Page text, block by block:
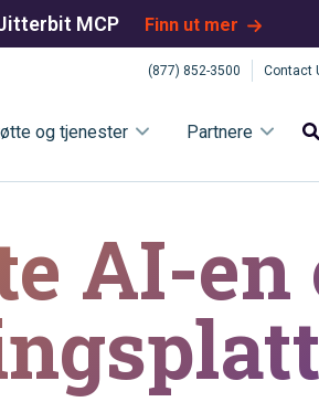
(877) 852-3500 Contact
og tjenester Partnere
MCP Finn ut mer
AI-en